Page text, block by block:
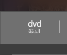
dvd
الدقة